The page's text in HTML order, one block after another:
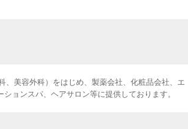
、美容外科）をはじめ、製薬会社、化粧品会社、エ
ョンスパ、ヘアサロン等に提供しております。